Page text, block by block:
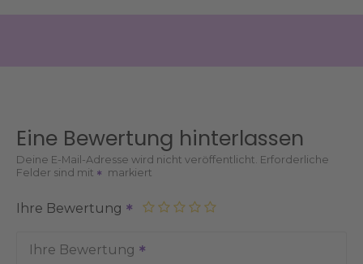
Eine Bewertung hinterlassen
Deine E-Mail-Adresse wird nicht veröffentlicht. Erforderliche
Felder sind mit
markiert
Ihre Bewertung
Ihre Bewertung